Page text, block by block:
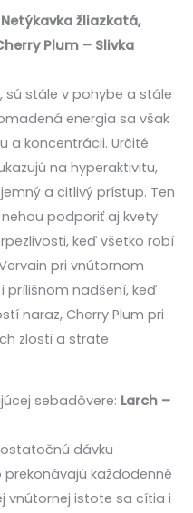
žliazkatá,
Plum – Slivka
sú stále v pohybe a stále
energia sa však
a koncentrácii. Určité
na hyperaktivitu,
a citlivý prístup. Ten
podporiť aj kvety
keď všetko robí
pri vnútornom
nadšení, keď
naraz, Cherry Plum pri
zlosti a strate
sebadôvere: Larch –
dávku
každodenné
vnútornej istote sa cítia i